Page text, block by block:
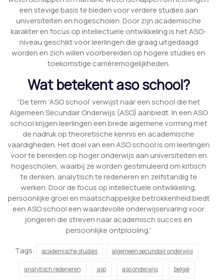
een stevige basis te bieden voor verdere studies aan
universiteiten en hogescholen. Door zijn academische
karakter en focus op intellectuele ontwikkeling is het ASO-
niveau geschikt voor leerlingen die graag uitgedaagd
worden en zich willen voorbereiden op hogere studies en
toekomstige carrièremogelijkheden.
Wat betekent aso school?
“De term ‘ASO school’ verwijst naar een school die het
Algemeen Secundair Onderwijs (ASO) aanbiedt. In een ASO
school krijgen leerlingen een brede algemene vorming met
de nadruk op theoretische kennis en academische
vaardigheden. Het doel van een ASO school is om leerlingen
voor te bereiden op hoger onderwijs aan universiteiten en
hogescholen, waarbij ze worden gestimuleerd om kritisch
te denken, analytisch te redeneren en zelfstandig te
werken. Door de focus op intellectuele ontwikkeling,
persoonlijke groei en maatschappelijke betrokkenheid biedt
een ASO school een waardevolle onderwijservaring voor
jongeren die streven naar academisch succes en
persoonlijke ontplooiing.”
Tags:
academische studies algemeen secundair onderwijs
analytisch redeneren aso aso onderwijs belgië